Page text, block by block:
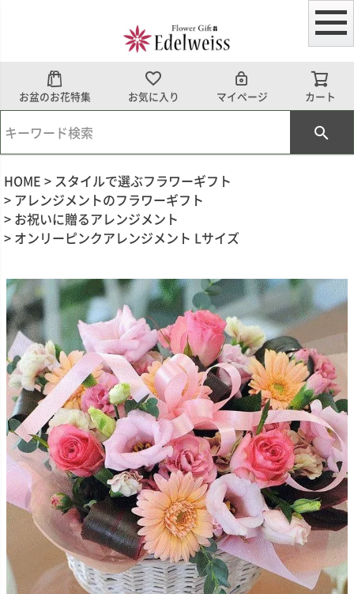
お盆のお花特集 お気に入り マイページ カート
HOME
スタイルで選ぶフラワーギフト
アレンジメントのフラワーギフト
お祝いに贈るアレンジメント
オンリーピンクアレンジメント Lサイズ